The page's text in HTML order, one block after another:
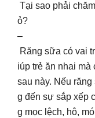
Tại sao phải
ỏ?
–
Răng sữa có vai
iúp trẻ ăn nhai
sau này. Nếu
g đến sự sắp xếp
g mọc lệch, hô,